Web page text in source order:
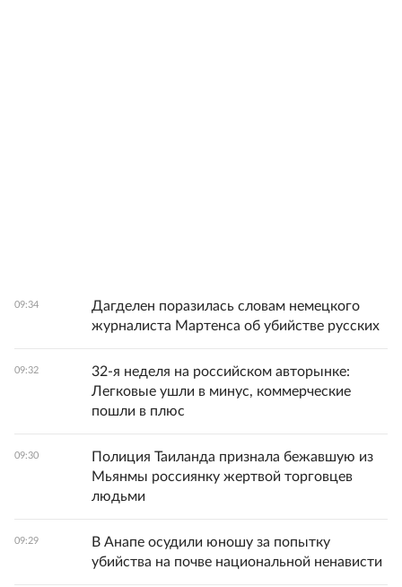
09:34
Дагделен поразилась словам немецкого
журналиста Мартенса об убийстве русских
09:32
32-я неделя на российском авторынке:
Легковые ушли в минус, коммерческие
пошли в плюс
09:30
Полиция Таиланда признала бежавшую из
Мьянмы россиянку жертвой торговцев
людьми
09:29
В Анапе осудили юношу за попытку
убийства на почве национальной ненависти